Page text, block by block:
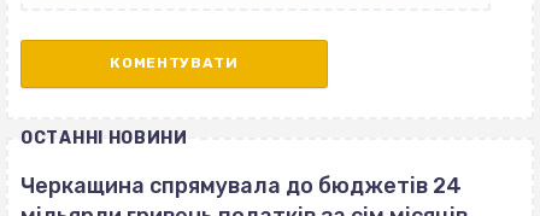
ОСТАННІ НОВИНИ
Черкащина спрямувала до бюджетів 24